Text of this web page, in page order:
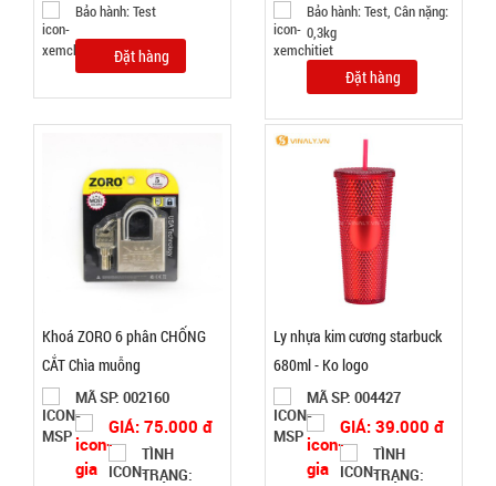
0.3kg
Vân Gỗ
003021
52.000 đ
Bảo hành: Test
Đặt hàng
Bảo hành: Test, Cân nặng:
0,3kg
Đặt hàng
Khoá ZORO 6 phân CHỐNG
CẮT Chìa muỗng
MÃ SP: 002160
GIÁ: 75.000 đ
TÌNH
TRẠNG:
Ly nhựa kim cương starbuck
680ml - Ko logo
MÃ SP: 004427
GIÁ: 39.000 đ
TÌNH
TRẠNG: